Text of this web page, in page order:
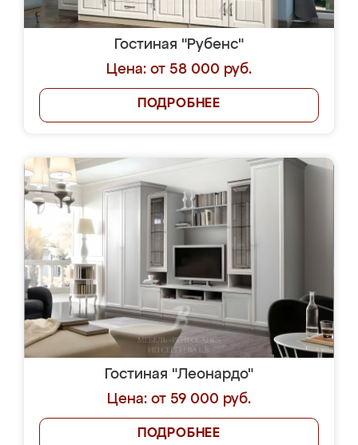
Гостиная "Рубенс"
Цена: от 58 000 руб.
ПОДРОБНЕЕ
Гостиная "Леонардо"
Цена: от 59 000 руб.
ПОДРОБНЕЕ